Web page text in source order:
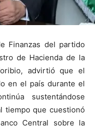
Finanzas del partido
de Hacienda de la
advirtió que el
en el país durante el
sustentándose
tiempo que cuestionó
Central sobre la